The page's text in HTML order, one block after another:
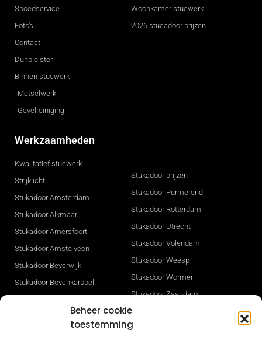
Beheer cookie
toestemming
Spoedservice
Foto's
Contact
Dunpleister
Binnen stucwerk
Metselwerk
Gevelreiniging
Woonkamer stucwerk
2026 stucadoor prijzen
Werkzaamheden
Kwalitatief stucwerk
Strijklicht
Stukadoor Amsterdam
Stukadoor Alkmaar
Stukadoor Amersfoort
Stukadoor Amstelveen
Stukadoor Beverwijk
Stukadoor Bovenkarspel
Stukadoor Heerhugowaard
Stukadoor prijzen
Stukadoor Purmerend
Stukadoor Rotterdam
Stukadoor Utrecht
Stukadoor Volendam
Stukadoor Weesp
Stukadoor Wormer
Stukadoor Zaandam
Stukadoor Zwaag
Gevelisolatie